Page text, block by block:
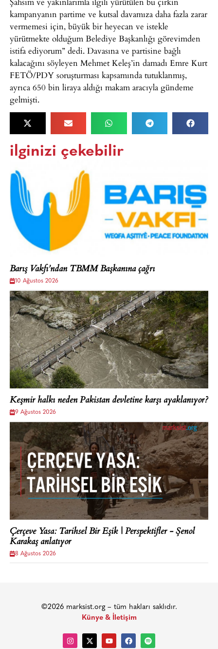
kampanyanın partime ve kutsal davamıza daha fazla zarar
vermemesi için, büyük bir heyecan ve istekle
yürütmekte olduğum Belediye Başkanlığı görevimden
istifa ediyorum” dedi. Davasına ve partisine bağlı
kalacağını söyleyen Mehmet Keleş’in damadı Emre Kurt
FETÖ/PDY soruşturması kapsamında tutuklanmış,
ayrıca 650 bin liraya aldığı makam aracıyla gündeme
gelmişti.
ilginizi çekebilir
Barış Vakfı’ndan TBMM Başkanına çağrı
10 Ağustos 2026
Keşmir halkı neden Pakistan devletine karşı ayaklanıyor?
9 Ağustos 2026
Çerçeve Yasa: Tarihsel Bir Eşik | Perspektifler - Şenol
Karakaş anlatıyor
8 Ağustos 2026
©2026 marksist.org – tüm hakları saklıdır.
Künye & İletişim